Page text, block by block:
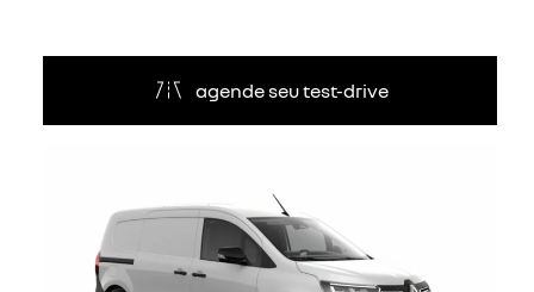
agende seu test-drive